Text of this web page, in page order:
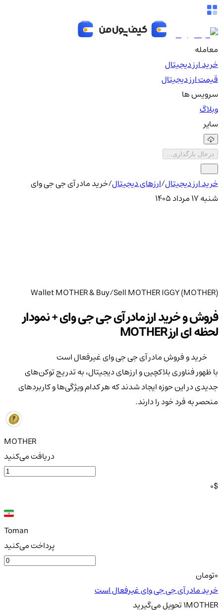
معامله
خرید ارز دیجیتال
قیمت ارز دیجیتال
سرویس ها
وبلاگ
سایر
درحال بارگذاری...
خرید ارز دیجیتال/ارزهای دیجیتال/خرید مادر آی جی جی وای
شنبه ۱۷ مرداد ۱۴۰۵
Wallet MOTHER & Buy/Sell MOTHER IGGY (MOTHER)
فروش و خرید ارز مادر آی جی جی وای + نمودار
لحظه ای ارز MOTHER
خرید و فروش مادر آی جی جی وای غیرفعال است
با ظهور فناوری بلاکچین و ارزهای دیجیتال، به تدریج توکن‌های
جدیدی در این حوزه ایجاد شدند که هر کدام ویژگی‌ها و کاربردهای
منحصر به فرد خود را دارند.
MOTHER
دریافت می‌کنید
0$
Toman
پرداخت می‌کنید
تومان
خرید مادر آی جی جی وای غیرفعال است
1MOTHERتحویلمی‌گیرید